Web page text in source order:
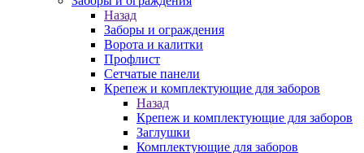
Назад
Заборы и ограждения
Ворота и калитки
Профлист
Сетчатые панели
Крепеж и комплектующие для заборов
Назад
Крепеж и комплектующие для заборов
Заглушки
Комплектующие для заборов